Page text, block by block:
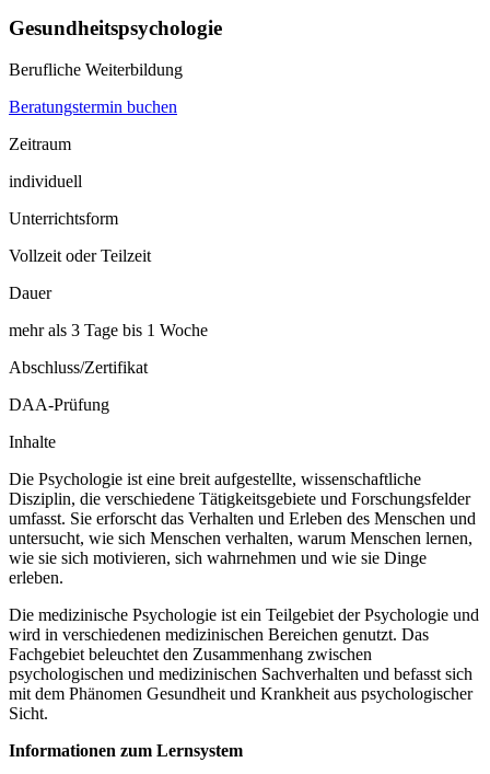
Gesundheitspsychologie
Berufliche Weiterbildung
Beratungstermin buchen
Zeitraum
individuell
Unterrichtsform
Vollzeit oder Teilzeit
Dauer
mehr als 3 Tage bis 1 Woche
Abschluss/Zertifikat
DAA-Prüfung
Inhalte
Die Psychologie ist eine breit aufgestellte, wissenschaftliche
Disziplin, die verschiedene Tätigkeitsgebiete und Forschungsfelder
umfasst. Sie erforscht das Verhalten und Erleben des Menschen und
untersucht, wie sich Menschen verhalten, warum Menschen lernen,
wie sie sich motivieren, sich wahrnehmen und wie sie Dinge
erleben.
Die medizinische Psychologie ist ein Teilgebiet der Psychologie und
wird in verschiedenen medizinischen Bereichen genutzt. Das
Fachgebiet beleuchtet den Zusammenhang zwischen
psychologischen und medizinischen Sachverhalten und befasst sich
mit dem Phänomen Gesundheit und Krankheit aus psychologischer
Sicht.
Informationen zum Lernsystem